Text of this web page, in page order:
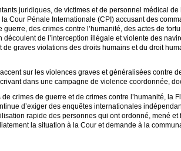
juridiques, de victimes et de personnel médical
Cour Pénale Internationale (CPI) accusant des
des crimes contre l’humanité, des actes de
de l’interception illégale et violente des
graves violations des droits humains et du droit
sur les violences graves et généralisées contre
dans une campagne de violence coordonnée,
crimes de guerre et de crimes contre l’humanité, la
d’exiger des enquêtes internationales
rapide des personnes qui ont ordonné, mené
la situation à la Cour et demande à la